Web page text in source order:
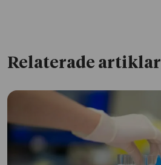
Relaterade artiklar